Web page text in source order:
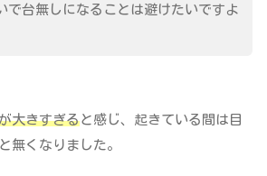
で台無しになることは避けたいですよ
大きすぎると感じ、起きている間は目
無くなりました。